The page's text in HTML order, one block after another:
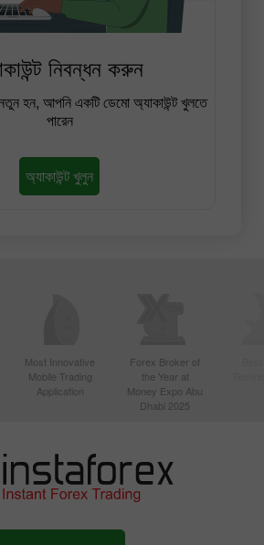
নিবন্ধন করুন
হন, আপনি একটি ডেমো অ্যাকাউন্ট খুলতে
পারেন
অ্যাকাউন্ট খুলুন
Most Innovative
Mobile Trading
Application
Forex Broker of
the Year at
Money Expo Abu
Dhabi 2025